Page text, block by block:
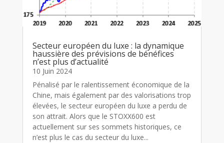
Secteur européen du luxe : la dynamique
haussière des prévisions de bénéfices
n’est plus d’actualité
10 Juin 2024
Pénalisé par le ralentissement économique de la
Chine, mais également par des valorisations trop
élevées, le secteur européen du luxe a perdu de
son attrait. Alors que le STOXX600 est
actuellement sur ses sommets historiques, ce
n’est plus le cas du secteur du luxe...